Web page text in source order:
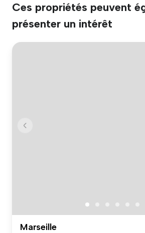
Ces propriétés peuvent
présenter un intérêt
Marseille